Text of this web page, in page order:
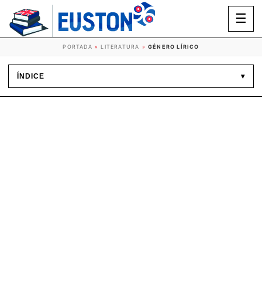
☰
PORTADA »LITERATURA » GÉNERO LÍRICO
ÍNDICE ▾